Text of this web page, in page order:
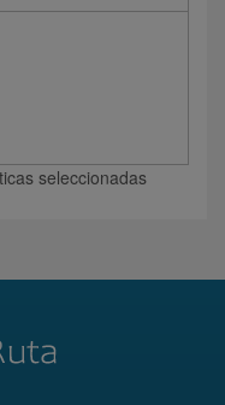
seleccionadas